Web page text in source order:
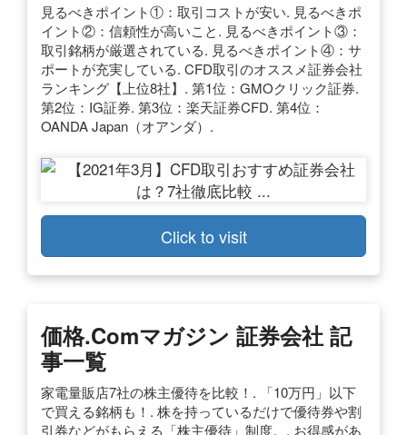
見るべきポイント①：取引コストが安い. 見るべきポ
イント②：信頼性が高いこと. 見るべきポイント③：
取引銘柄が厳選されている. 見るべきポイント④：サ
ポートが充実している. CFD取引のオススメ証券会社
ランキング【上位8社】. 第1位：GMOクリック証券.
第2位：IG証券. 第3位：楽天証券CFD. 第4位：
OANDA Japan（オアンダ）.
Click to visit
価格.comマガジン 証券会社 記
事一覧
家電量販店7社の株主優待を比較！. 「10万円」以下
で買える銘柄も！. 株を持っているだけで優待券や割
引券などがもらえる「株主優待」制度。. お得感があ